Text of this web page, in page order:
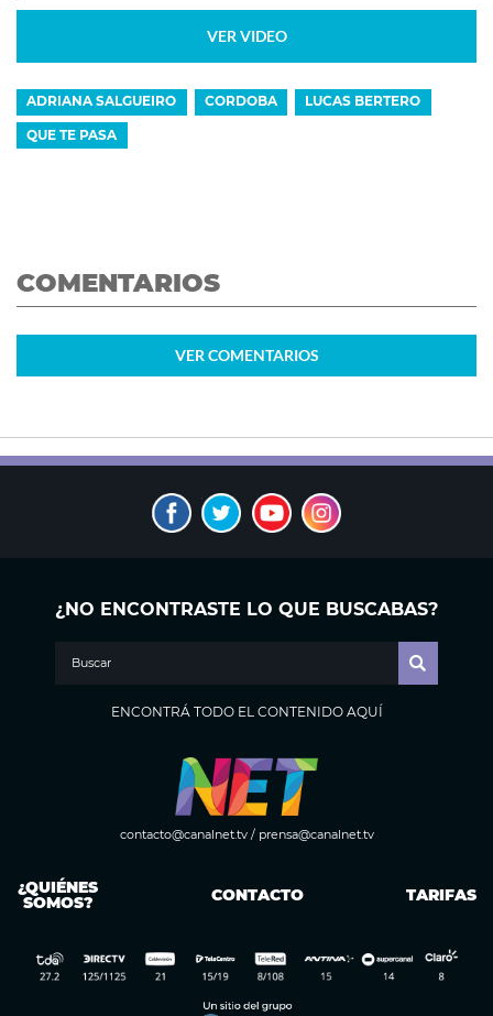
VER VIDEO
ADRIANA SALGUEIRO CORDOBA LUCAS BERTERO
QUE TE PASA
COMENTARIOS
VER COMENTARIOS
¿NO ENCONTRASTE LO QUE BUSCABAS?
ENCONTRÁ TODO EL CONTENIDO AQUÍ
contacto@canalnet.tv/ prensa@canalnet.tv
¿QUIÉNES
SOMOS? CONTACTO TARIFAS